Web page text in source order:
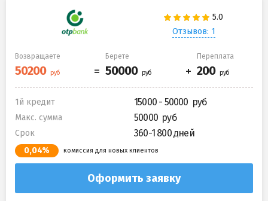
Отзывов: 1
Возвращаете Берете Переплата
1й кредит 15000 - 50000
Макс. сумма 50000
Срок 360-1 800 дней
0,04% комиссия для новых клиентов
Оформить заявку